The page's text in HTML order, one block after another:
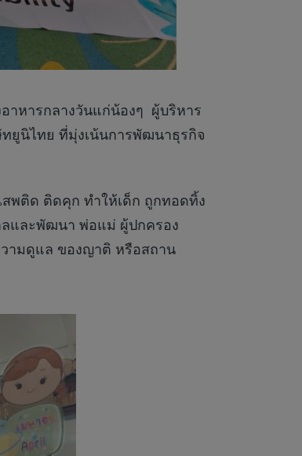
าหารกลางวันแก่น้องๆ ผู้บริหาร
ยูนิไทย ที่มุ่งเน้นการพัฒนาธุรกิจ
พติด ติดคุก ทำให้เด็ก ถูกทอดทิ้ง
ลและพัฒนา พ่อแม่ ผู้ปกครอง
วามดูแล ของญาติ หรือสถาน